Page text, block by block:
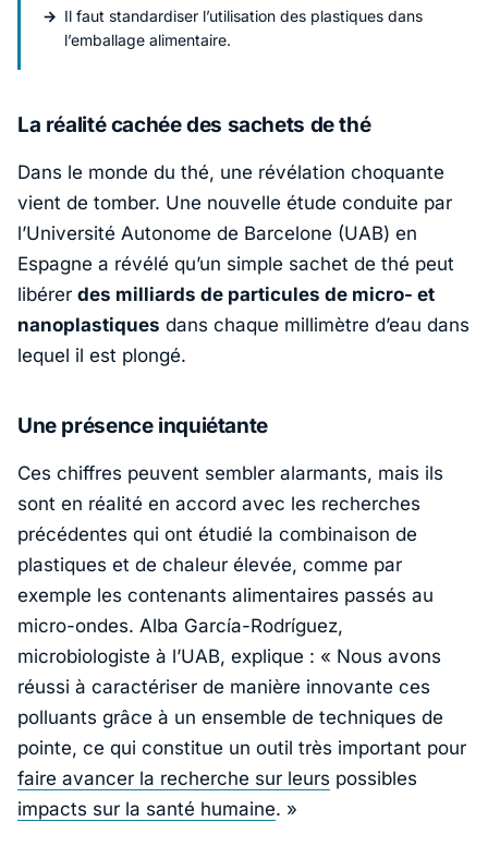
Il faut standardiser l’utilisation des plastiques dans
l’emballage alimentaire.
La réalité cachée des sachets de thé
Dans le monde du thé, une révélation choquante
vient de tomber. Une nouvelle étude conduite par
l’Université Autonome de Barcelone (UAB) en
Espagne a révélé qu’un simple sachet de thé peut
libérer des milliards de particules de micro- et
nanoplastiques dans chaque millimètre d’eau dans
lequel il est plongé.
Une présence inquiétante
Ces chiffres peuvent sembler alarmants, mais ils
sont en réalité en accord avec les recherches
précédentes qui ont étudié la combinaison de
plastiques et de chaleur élevée, comme par
exemple les contenants alimentaires passés au
micro-ondes. Alba García-Rodríguez,
microbiologiste à l’UAB, explique : « Nous avons
réussi à caractériser de manière innovante ces
polluants grâce à un ensemble de techniques de
pointe, ce qui constitue un outil très important pour
faire avancer la recherche sur leurs possibles
impacts sur la santé humaine. »